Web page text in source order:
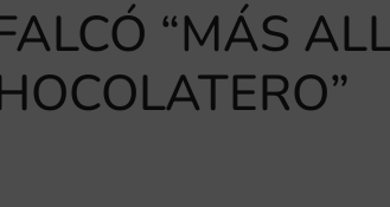
“MÁS